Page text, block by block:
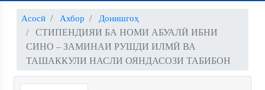
Асосӣ Ахбор Донишгоҳ
СТИПЕНДИЯИ БА НОМИ АБУАЛӢ ИБНИ
СИНО – ЗАМИНАИ РУШДИ ИЛМӢ ВА
ТАШАККУЛИ НАСЛИ ОЯНДАСОЗИ ТАБИБОН